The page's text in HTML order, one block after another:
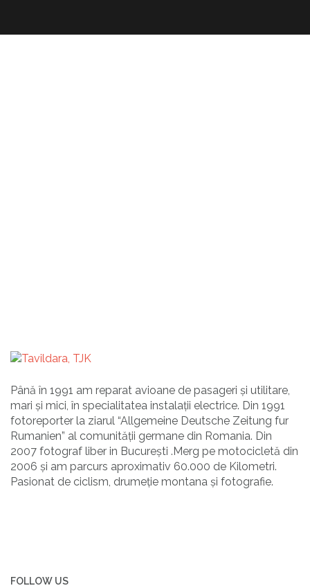
content
Până în 1991 am reparat avioane de pasageri și utilitare,
mari și mici, în specialitatea instalații electrice. Din 1991
fotoreporter la ziarul “Allgemeine Deutsche Zeitung fur
Rumanien” al comunității germane din Romania. Din
2007 fotograf liber in București .Merg pe motocicletă din
2006 și am parcurs aproximativ 60.000 de Kilometri.
Pasionat de ciclism, drumeție montana și fotografie.
FOLLOW US